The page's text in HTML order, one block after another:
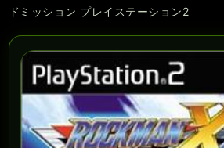
ドミッション プレイステーション2